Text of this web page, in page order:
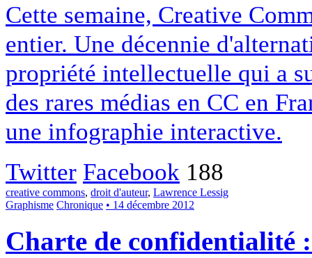
Cette semaine, Creative
entier. Une décennie
propriété intellectuelle qui a
des rares médias en CC en
une infographie interactive.
Twitter Facebook 188
creative commons, droit d'auteur, Lawrence Lessig
Graphisme Chronique • 14 décembre 2012
Charte de confidentialité